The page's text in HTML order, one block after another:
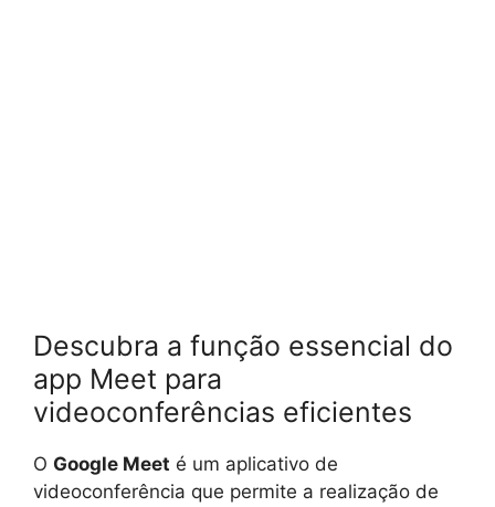
Descubra a função essencial do
app Meet para
videoconferências eficientes
O Google Meet é um aplicativo de
videoconferência que permite a realização de